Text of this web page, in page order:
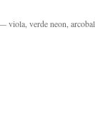
verde neon,